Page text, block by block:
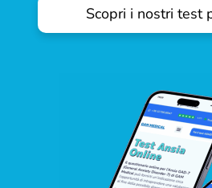
Scopri i nostri test